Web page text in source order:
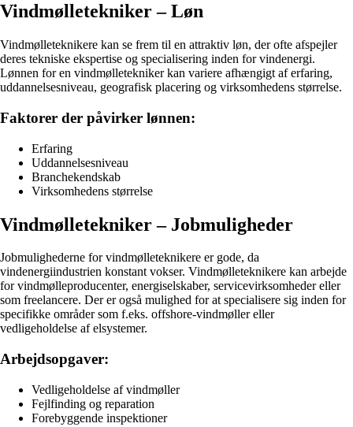
Vindmølletekniker – Løn
Vindmølleteknikere kan se frem til en attraktiv løn, der ofte afspejler
deres tekniske ekspertise og specialisering inden for vindenergi.
Lønnen for en vindmølletekniker kan variere afhængigt af erfaring,
uddannelsesniveau, geografisk placering og virksomhedens størrelse.
Faktorer der påvirker lønnen:
Erfaring
Uddannelsesniveau
Branchekendskab
Virksomhedens størrelse
Vindmølletekniker – Jobmuligheder
Jobmulighederne for vindmølleteknikere er gode, da
vindenergiindustrien konstant vokser. Vindmølleteknikere kan arbejde
for vindmølleproducenter, energiselskaber, servicevirksomheder eller
som freelancere. Der er også mulighed for at specialisere sig inden for
specifikke områder som f.eks. offshore-vindmøller eller
vedligeholdelse af elsystemer.
Arbejdsopgaver:
Vedligeholdelse af vindmøller
Fejlfinding og reparation
Forebyggende inspektioner